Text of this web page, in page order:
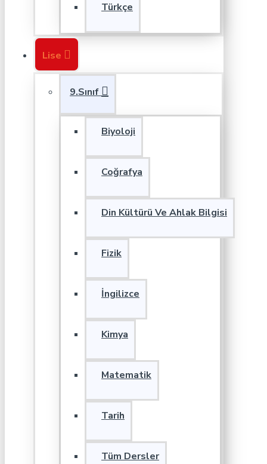
Türkçe
Lise
9.Sınıf
Biyoloji
Coğrafya
Din Kültürü Ve Ahlak Bilgisi
Fizik
İngilizce
Kimya
Matematik
Tarih
Tüm Dersler